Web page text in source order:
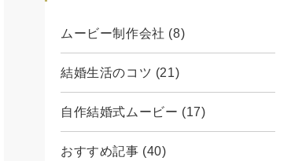
ムービー制作会社 (8)
結婚生活のコツ (21)
自作結婚式ムービー (17)
おすすめ記事 (40)